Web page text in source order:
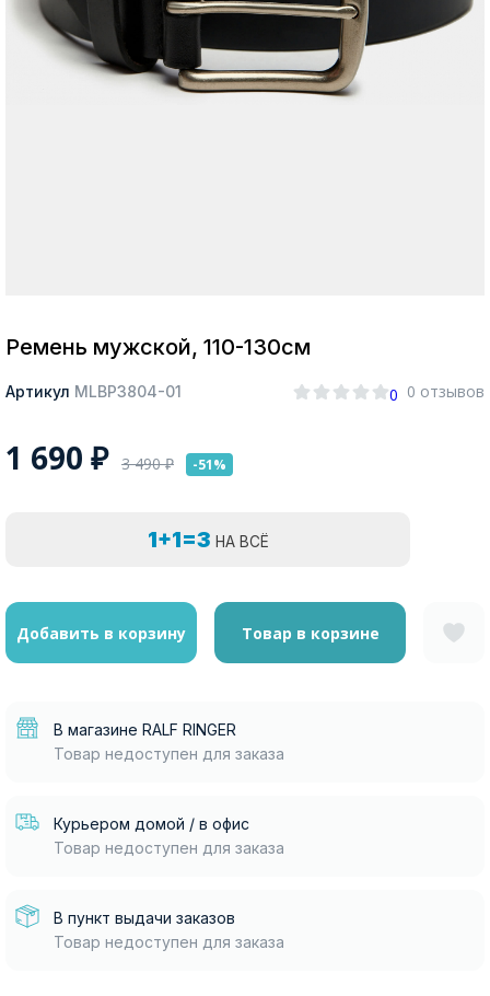
Ремень мужской, 110-130см
Артикул MLBP3804-01 0 0 отзывов
1 690 ₽ 3 490₽ -51%
1+1=3 НА ВСЁ
Добавить в корзину Товар в корзине
В магазине RALF RINGER
Товар недоступен для заказа
Курьером домой / в офис
Товар недоступен для заказа
В пункт выдачи заказов
Товар недоступен для заказа